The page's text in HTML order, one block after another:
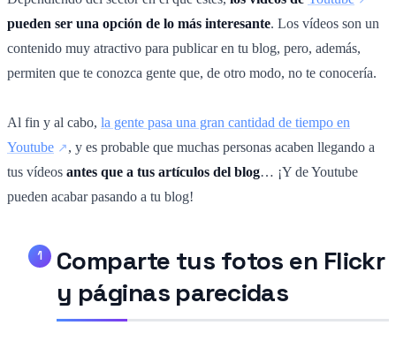
pueden ser una opción de lo más interesante. Los vídeos son un
contenido muy atractivo para publicar en tu blog, pero, además,
permiten que te conozca gente que, de otro modo, no te conocería.
Al fin y al cabo, la gente pasa una gran cantidad de tiempo en
Youtube
, y es probable que muchas personas acaben llegando a
tus vídeos antes que a tus artículos del blog… ¡Y de Youtube
pueden acabar pasando a tu blog!
Comparte tus fotos en Flickr
y páginas parecidas